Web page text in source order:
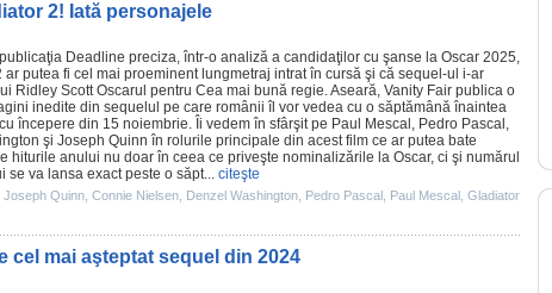
2! Iată personajele
Deadline preciza, într-o analiză a candidaţilor cu şanse la Oscar 2025,
ar putea fi cel mai proeminent lungmetraj intrat în cursă şi că sequel-ul i-ar
Ridley ScottOscarul pentru Cea mai bună regie. Aseară, Vanity Fair publica o
inedite din sequelul pe care românii îl vor vedea cu o săptămână înaintea
începere din 15 noiembrie. Îi vedem în sfârşit pe Paul Mescal , Pedro Pascal ,
şi Joseph Quinn în rolurile principale din acestfilm ce ar putea bate
hiturile anului nu doar în ceea ce priveşte nominalizările la Oscar, ci şi numărul
se va lansa exact peste o săpt... citeşte
Joseph Quinn Connie Nielsen Denzel Washington Pedro Pascal Paul Mescal Gladiator
cel mai aşteptat sequel din 2024